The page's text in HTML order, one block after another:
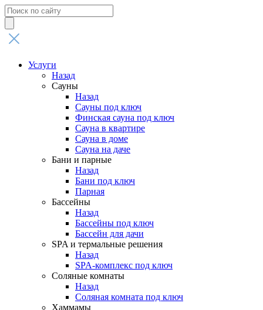
Поиск
товаров
Услуги
Назад
Сауны
Назад
Сауны под ключ
Финская сауна под ключ
Сауна в квартире
Сауна в доме
Сауна на даче
Бани и парные
Назад
Бани под ключ
Парная
Бассейны
Назад
Бассейны под ключ
Бассейн для дачи
SPA и термальные решения
Назад
SPA-комплекс под ключ
Соляные комнаты
Назад
Соляная комната под ключ
Хаммамы